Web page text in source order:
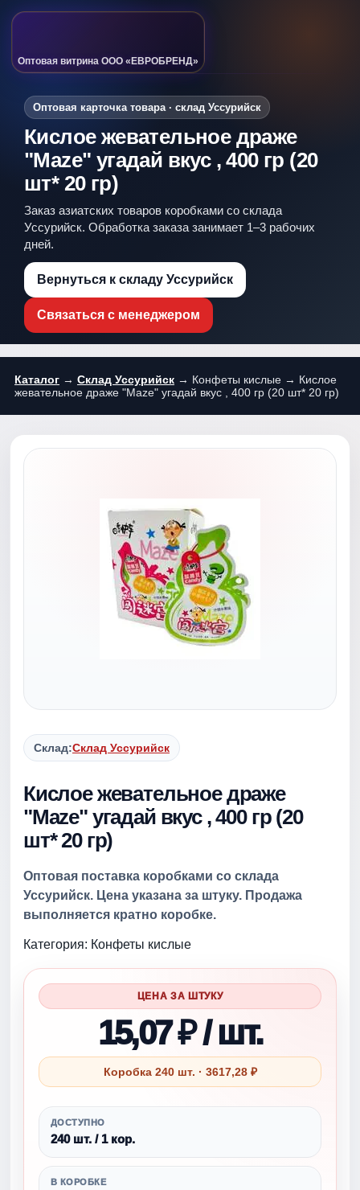
Оптовая витрина ООО «ЕВРОБРЕНД»
Оптовая карточка товара · склад Уссурийск
Кислое жевательное драже
"Maze" угадай вкус , 400 гр (20
шт* 20 гр)
Заказ азиатских товаров коробками со склада
Уссурийск. Обработка заказа занимает 1–3 рабочих
дней.
Вернуться к складу Уссурийск
Связаться с менеджером
Каталог → Склад Уссурийск → Конфеты кислые → Кислое
жевательное драже "Maze" угадай вкус , 400 гр (20 шт* 20 гр)
Склад:Склад Уссурийск
Кислое жевательное драже
"Maze" угадай вкус , 400 гр (20
шт* 20 гр)
Оптовая поставка коробками со склада
Уссурийск. Цена указана за штуку. Продажа
выполняется кратно коробке.
Категория: Конфеты кислые
ЦЕНА ЗА ШТУКУ
15,07 ₽ / шт.
Коробка 240 шт. · 3617,28 ₽
ДОСТУПНО
240 шт. / 1 кор.
В КОРОБКЕ